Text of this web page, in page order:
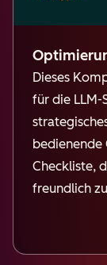
Dieses
für die
bedienende
Checkliste,
freundlich